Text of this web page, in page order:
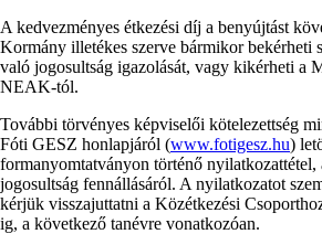
A kedvezményes étkezési díj a benyújtást
Kormány illetékes szerve bármikor bekérheti
való jogosultság igazolását, vagy kikérheti
NEAK-tól.
További törvényes képviselői kötelezettség
Fóti GESZ honlapjáról (www.fotigesz.hu)
formanyomtatványon történő nyilatkozattétel,
jogosultság fennállásáról. A nyilatkozatot
kérjük visszajuttatni a Közétkezési
ig, a következő tanévre vonatkozóan.